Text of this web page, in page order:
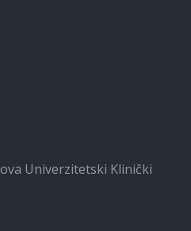
Univerzitetski Klinički